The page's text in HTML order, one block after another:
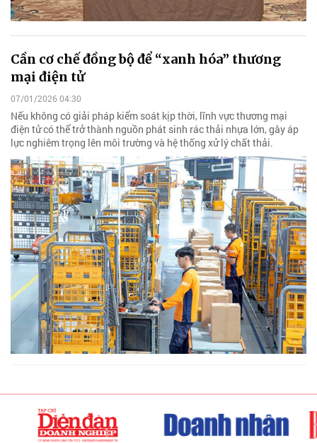
Cần cơ chế đồng bộ để “xanh hóa” thương
mại điện tử
07/01/2026 04:30
Nếu không có giải pháp kiểm soát kịp thời, lĩnh vực thương mại
điện tử có thể trở thành nguồn phát sinh rác thải nhựa lớn, gây áp
lực nghiêm trọng lên môi trường và hệ thống xử lý chất thải.